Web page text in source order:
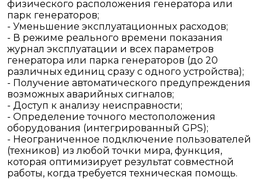
физического расположения генератора или
парк генераторов;
- Уменьшение эксплуатационных расходов;
- В режиме реального времени показания
журнал эксплуатации и всех параметров
генератора или парка генераторов (до 20
различных единиц сразу с одного устройства);
- Получение автоматического предупреждения
возможных аварийных сигналов;
- Доступ к анализу неисправности;
- Определение точного местоположения
оборудования (интегрированный GPS);
- Неограниченное подключение пользователей
(техников) из любой точки мира, функция,
которая оптимизирует результат совместной
работы, когда требуется техническая помощь.